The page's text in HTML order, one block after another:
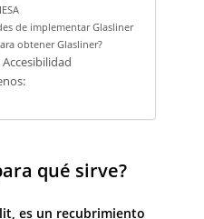
de implementar Glasliner
obtener Glasliner?
Accesibilidad
qué sirve?
es un recubrimiento